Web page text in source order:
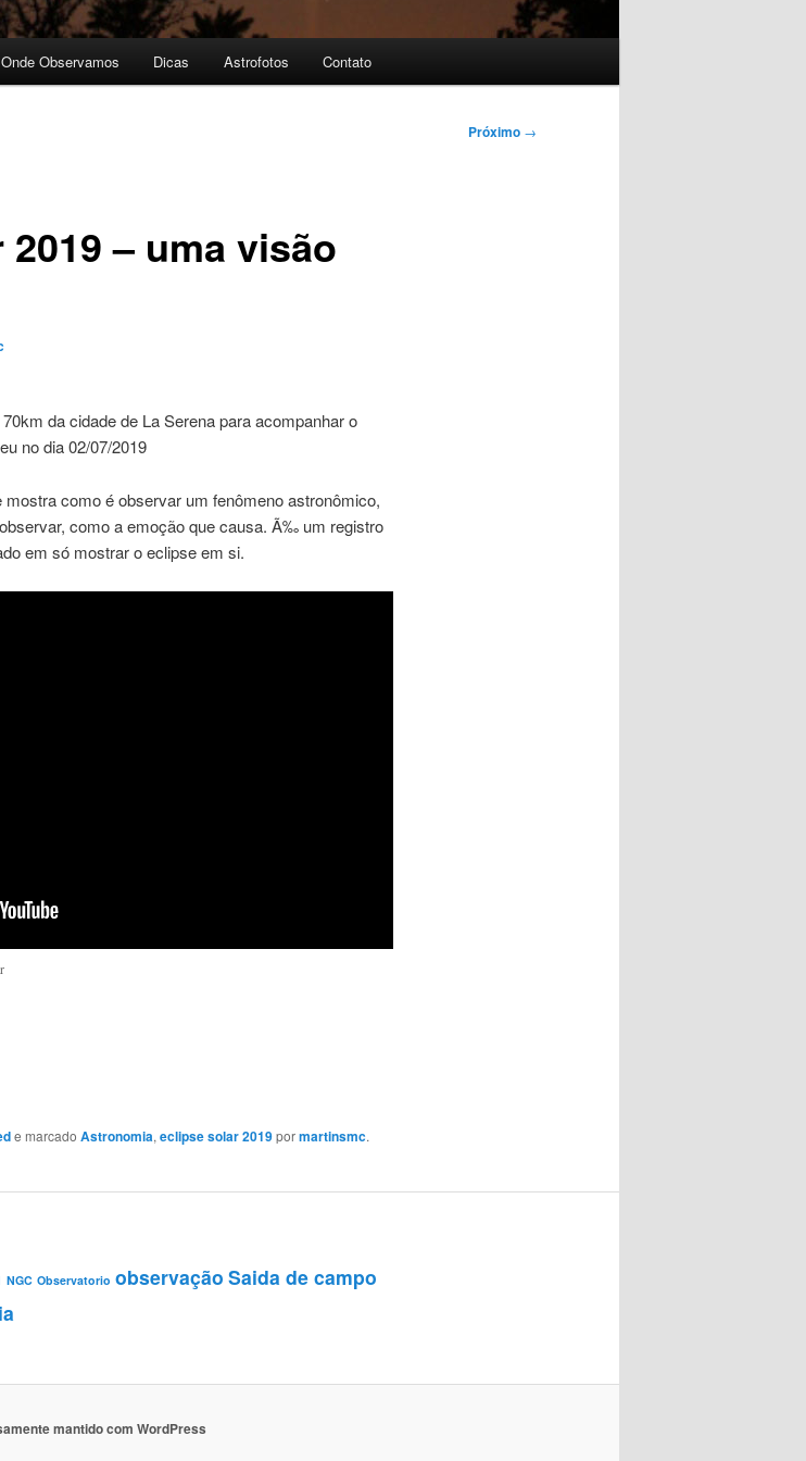
Onde Observamos Dicas Astrofotos Contato
Próximo →
– uma visão
da cidade de La Serena para acompanhar o
no dia 02/07/2019
como é observar um fenômeno astronômico,
como a emoção que causa. Ã‰ um registro
em só mostrar o eclipse em si.
e marcado Astronomia, eclipse solar 2019pormartinsmc.
NGC Observatorio observação Saida de campo
mantido com WordPress